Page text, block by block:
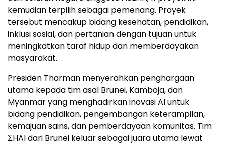
kemudian terpilih sebagai pemenang. Proyek
tersebut mencakup bidang kesehatan, pendidikan,
inklusi sosial, dan pertanian dengan tujuan untuk
meningkatkan taraf hidup dan memberdayakan
masyarakat.
Presiden Tharman menyerahkan penghargaan
utama kepada tim asal Brunei, Kamboja, dan
Myanmar yang menghadirkan inovasi AI untuk
bidang pendidikan, pengembangan keterampilan,
kemajuan sains, dan pemberdayaan komunitas. Tim
ΣHAI dari Brunei keluar sebagai juara utama lewat